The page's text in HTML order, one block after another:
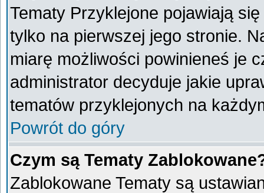
Tematy Przyklejone pojawiają
tylko na pierwszej jego stronie.
miarę możliwości powinieneś je
administrator decyduje jakie
tematów przyklejonych na
Powrót do góry
Czym są Tematy
Zablokowane Tematy są